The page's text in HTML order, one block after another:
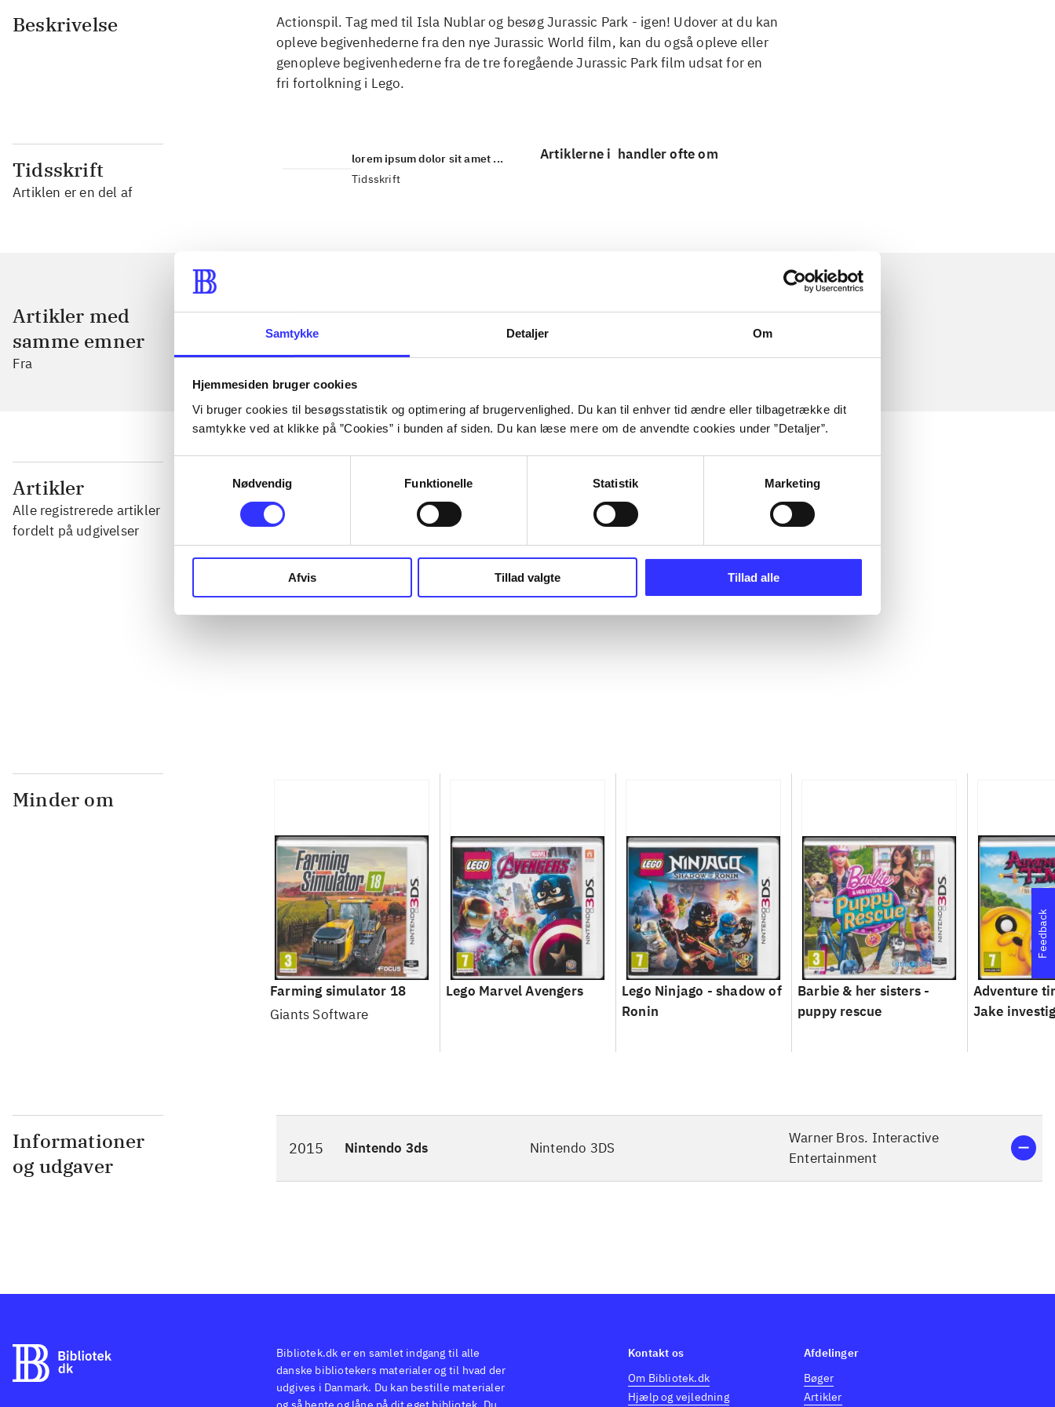
Samtykke Detaljer Om
Hjemmesiden bruger cookies
Vi bruger cookies til besøgsstatistik og optimering af brugervenlighed. Du kan til enhver tid ændre eller tilbagetrække dit
samtykke ved at klikke på ”Cookies” i bunden af siden. Du kan læse mere om de anvendte cookies under ”Detaljer”.
Nødvendig
Funktionelle Statistik Marketing
Afvis Tillad valgte Tillad alle
Beskrivelse
Actionspil. Tag med til Isla Nublar og besøg Jurassic Park - igen! Udover at du kan
opleve begivenhederne fra den nye Jurassic World film, kan du også opleve eller
genopleve begivenhederne fra de tre foregående Jurassic Park film udsat for en
fri fortolkning i Lego.
Tidsskrift
Artiklen er en del af
lorem ipsum dolor sit amet ...
Tidsskrift
Artiklerne i handler ofte om
Artikler med
samme emner
Fra
Artikler
Alle registrerede artikler
fordelt på udgivelser
...
...
Minder om
Farming simulator 18
Giants Software
Lego Marvel Avengers
Lego Ninjago - shadow of
Ronin
Barbie & her sisters -
puppy rescue
Adventure
Jake
Informationer
og udgaver
2015 Nintendo 3ds Nintendo 3DS
Warner Bros. Interactive
Entertainment
Feedback
Bibliotek.dk er en samlet indgang til alle
danske bibliotekers materialer og til hvad der
udgives i Danmark. Du kan bestille materialer
Kontakt os
Om Bibliotek.dk
Hjælp og vejledning
Afdelinger
Bøger
Artikler